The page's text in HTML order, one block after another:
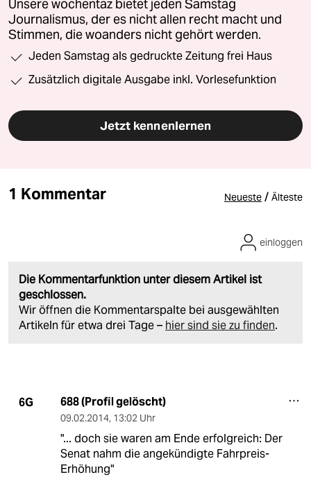
Unsere wochentaz bietet jeden Samstag
Journalismus, der es nicht allen recht macht und
Stimmen, die woanders nicht gehört werden.
Jeden Samstag als gedruckte Zeitung frei Haus
Zusätzlich digitale Ausgabe inkl. Vorlesefunktion
Jetzt kennenlernen
1 Kommentar Neueste / Älteste
Die Kommentarfunktion unter diesem Artikel ist
geschlossen.
Wir öffnen die Kommentarspalte bei ausgewählten
Artikeln für etwa drei Tage – hier sind sie zu finden.
einloggen
6G 688 (Profil gelöscht)
09.02.2014, 13:02 Uhr
"... doch sie waren am Ende erfolgreich: Der
Senat nahm die angekündigte Fahrpreis-
Erhöhung"